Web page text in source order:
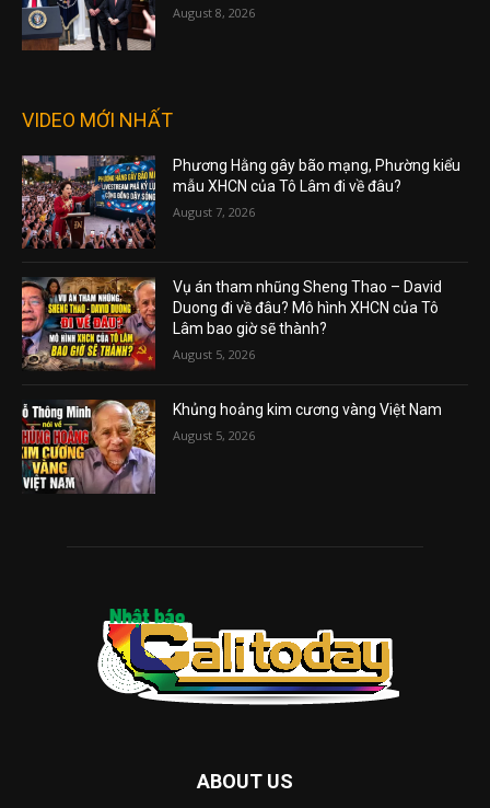
August 8, 2026
VIDEO MỚI NHẤT
Phương Hằng gây bão mạng, Phường kiểu
mẫu XHCN của Tô Lâm đi về đâu?
August 7, 2026
Vụ án tham nhũng Sheng Thao – David
Duong đi về đâu? Mô hình XHCN của Tô
Lâm bao giờ sẽ thành?
August 5, 2026
Khủng hoảng kim cương vàng Việt Nam
August 5, 2026
ABOUT US